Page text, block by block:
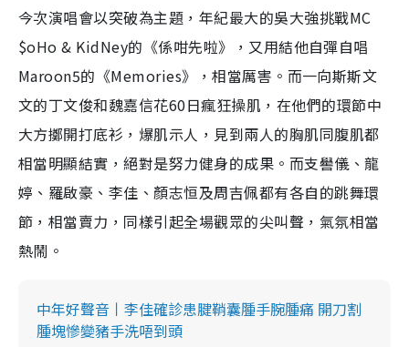
m
今次演唱會以突破為主題，年紀最大的吳大強挑戰MC
$oHo & KidNey的《係咁先啦》，又用結他自彈自唱
Maroon5的《Memories》，相當厲害。而一向斯斯文
文的丁文俊和魏嘉信花60日瘋狂操肌，在他們的環節中
大方擲開打底衫，爆肌示人，見到兩人的胸肌同腹肌都
相當明顯結實，絕對是努力健身的成果。而支嚳儀、龍
婷、羅啟豪、李佳、顏志恒及周吉佩都有各自的跳舞環
節，相當賣力，同樣引起全場觀眾的尖叫聲，氣氛相當
熱鬧。
中年好聲音丨李佳確診患腱鞘囊腫手腕腫痛 開刀割
腫塊慘變豬手洗唔到頭